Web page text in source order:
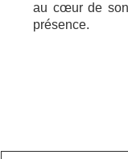
au cœur de
présence.